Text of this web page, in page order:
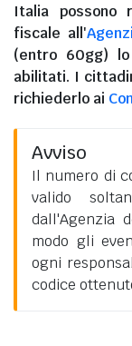
Italia possono
fiscale all'
(entro 60gg) lo
abilitati. I
richiederlo ai
Avviso
Il numero di
valido
dall'Agenzia
modo gli
ogni
codice